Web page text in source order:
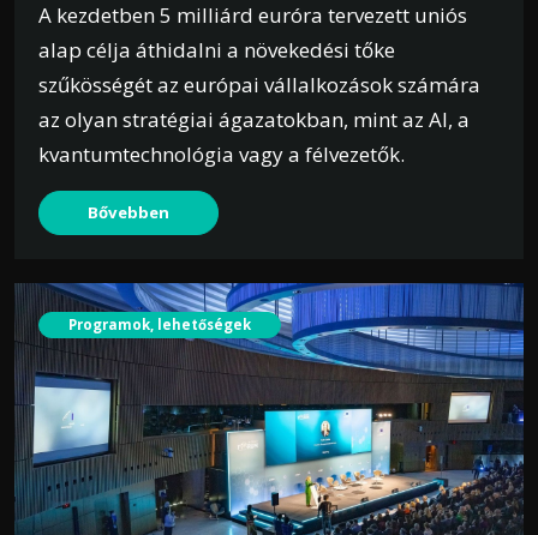
A kezdetben 5 milliárd euróra tervezett uniós
alap célja áthidalni a növekedési tőke
szűkösségét az európai vállalkozások számára
az olyan stratégiai ágazatokban, mint az AI, a
kvantumtechnológia vagy a félvezetők.
Bővebben
Programok, lehetőségek